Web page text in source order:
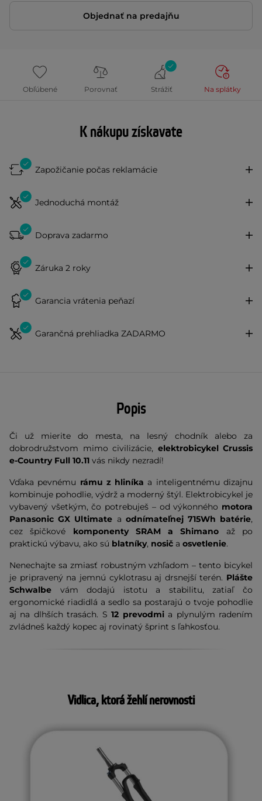
Objednať na predajňu
Obľúbené Porovnať Strážiť Na splátky
K nákupu získavate
Zapožičanie počas reklamácie
Jednoduchá montáž
Doprava zadarmo
Záruka 2 roky
Garancia vrátenia peňazí
Garančná prehliadka ZADARMO
Popis
Či už mierite do mesta, na lesný chodník alebo za
dobrodružstvom mimo civilizácie, elektrobicykel Crussis
e-Country Full 10.11 vás nikdy nezradí!
Vďaka pevnému rámu z hliníka a inteligentnému dizajnu
kombinuje pohodlie, výdrž a moderný štýl. Elektrobicykel je
vybavený všetkým, čo potrebuješ – od výkonného motora
Panasonic GX Ultimate a odnímateľnej 715Wh batérie,
cez špičkové komponenty SRAM a Shimano až po
praktickú výbavu, ako sú blatníky, nosič a osvetlenie.
Nenechajte sa zmiasť robustným vzhľadom – tento bicykel
je pripravený na jemnú cyklotrasu aj drsnejší terén. Plášte
Schwalbe vám dodajú istotu a stabilitu, zatiaľ čo
ergonomické riadidlá a sedlo sa postarajú o tvoje pohodlie
aj na dlhších trasách. S12 prevodmi a plynulým radením
zvládneš každý kopec aj rovinatý šprint s ľahkosťou.
Vidlica, ktorá žehlí nerovnosti